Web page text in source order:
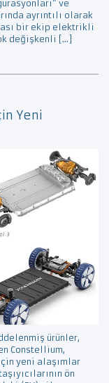
ve
ayrıntılı olarak
bir ekip elektrikli
değişkenli […]
Yeni
ürünler,
Constellium,
yeni alaşımlar
ön